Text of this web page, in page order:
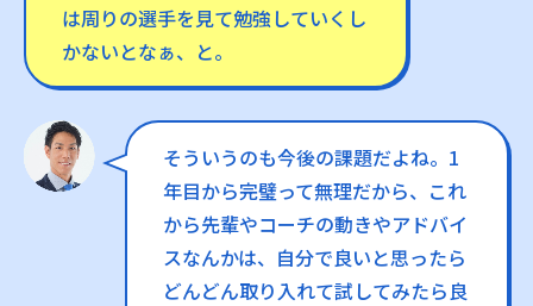
は周りの選手を見て勉強していくし
かないとなぁ、と。
そういうのも今後の課題だよね。1
年目から完璧って無理だから、これ
から先輩やコーチの動きやアドバイ
スなんかは、自分で良いと思ったら
どんどん取り入れて試してみたら良